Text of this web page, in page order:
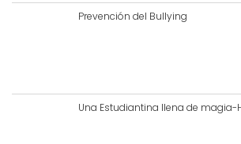
Prevención del Bullying
Una Estudiantina llena de magia-